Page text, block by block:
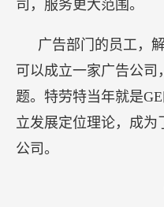
司，服务更大范围。
广告部门的员工，
可以成立一家广告公司
题。特劳特当年就是
立发展定位理论，成为
公司。